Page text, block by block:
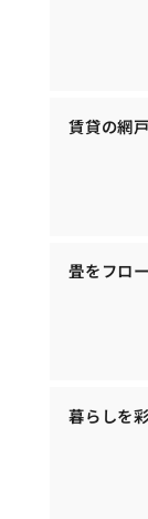
賃貸の網
畳をフロ
暮らしを